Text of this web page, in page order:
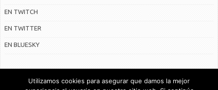
EN TWITCH
EN TWITTER
EN BLUESKY
Utilizamos cookies para asegurar que damos la mejor